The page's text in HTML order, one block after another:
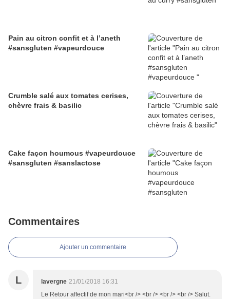
Pain au citron confit et à l’aneth
#sansgluten #vapeurdouce
Crumble salé aux tomates cerises,
chèvre frais & basilic
Cake façon houmous #vapeurdouce
#sansgluten #sanslactose
Commentaires
Ajouter un commentaire
L lavergne 21/01/2018 16:31
Le Retour affectif de mon mari<br /> <br /> <br /> <br /> Salut.